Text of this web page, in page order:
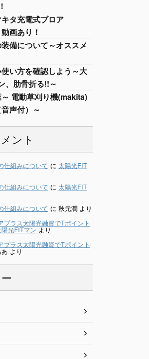
タ充電式ブロア
画あり！
備について～オススメ
い方を確認しよう～大
、肋骨折る!!～
電動草刈り機(makita)
声付）～
ント
仕組みについて に 太陽光FIT
仕組みについて に 太陽光FIT
仕組みについて に 秋元潤 より
プラス太陽光融資でTポイント
光FITマンより
プラス太陽光融資でTポイント
より